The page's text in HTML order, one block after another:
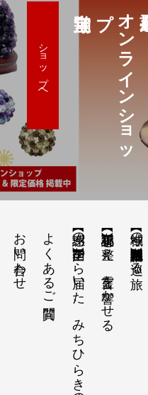
オ
ン
ラ
イ
ン
シ
ョ
ッ
プ
ショップへ
【神域の系譜】神社仏閣・自然を巡る旅
【祝詞集】心を整え、言霊を響かせる
【感謝の声】全国から届いた、みちひらきの記録
よくあるご質問
お問い合わせ